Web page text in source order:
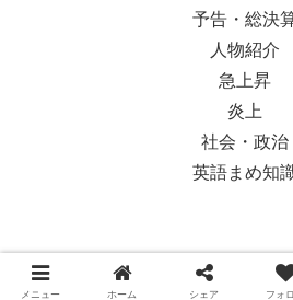
予告・総決
人物紹介
急上昇
炎上
社会・政治
英語まめ知
© 2018-2026 Ypsilon
メニュー ホーム シェア フォ